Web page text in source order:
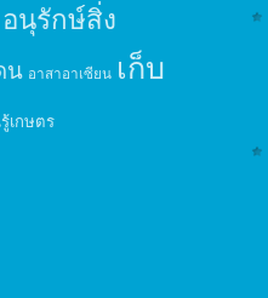
อนุรักษ์สิ่ง
น อาสาอาเซียน เก็บ
เกษตร